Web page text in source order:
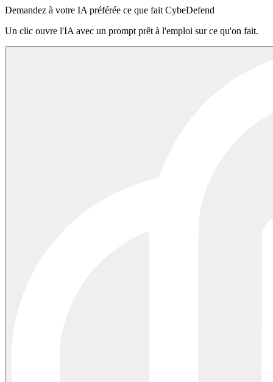
Demandez à votre IA préférée ce que fait CybeDefend
Un clic ouvre l'IA avec un prompt prêt à l'emploi sur ce qu'on fait.